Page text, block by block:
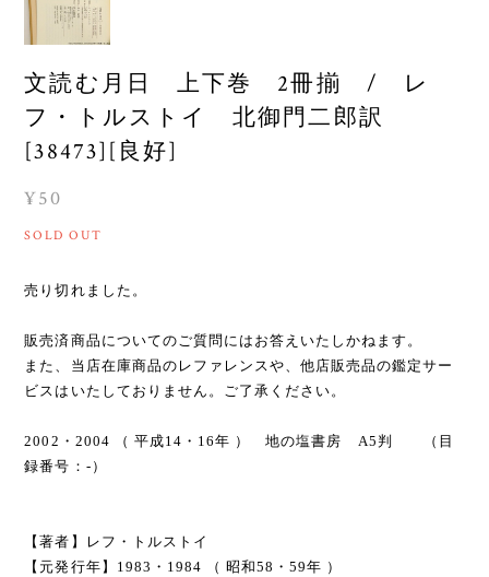
文読む月日 上下巻 2冊揃 / レ
フ・トルストイ 北御門二郎訳
[38473][良好]
¥50
SOLD OUT
売り切れました。
販売済商品についてのご質問にはお答えいたしかねます。
また、当店在庫商品のレファレンスや、他店販売品の鑑定サー
ビスはいたしておりません。ご了承ください。
2002・2004 （ 平成14・16年 ） 地の塩書房 A5判 （目
録番号：-）
【著者】レフ・トルストイ
【元発行年】1983・1984 （ 昭和58・59年 ）